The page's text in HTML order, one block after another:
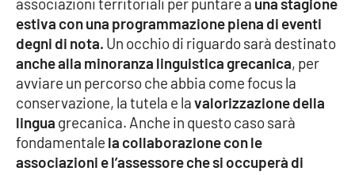
EDIZIONI
LOCALI
Catanzaro
Crotone
estiva con una programmazione piena di eventi
degni di nota. Un occhio di riguardo sarà destinato
anche alla minoranza linguistica grecanica, per
avviare un percorso che abbia come focus la
conservazione, la tutela e lavalorizzazione della
lingua grecanica. Anche in questo caso sarà
fondamentale la collaborazione con le
associazioni e l’assessore che si occuperà di